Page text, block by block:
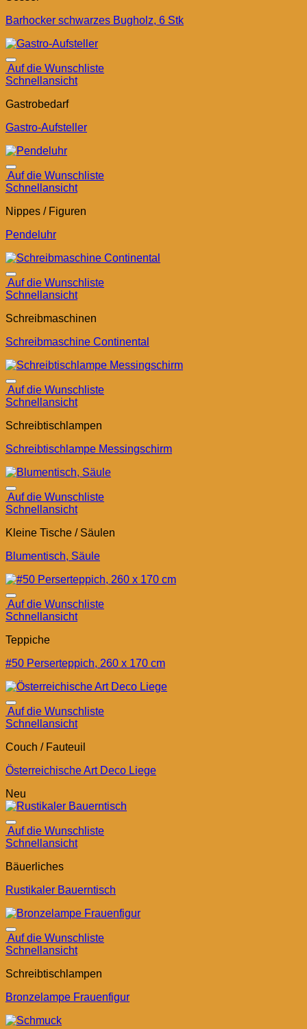
Barhocker schwarzes Bugholz, 6 Stk
Auf die Wunschliste
Schnellansicht
Gastrobedarf
Gastro-Aufsteller
Auf die Wunschliste
Schnellansicht
Nippes / Figuren
Pendeluhr
Auf die Wunschliste
Schnellansicht
Schreibmaschinen
Schreibmaschine Continental
Auf die Wunschliste
Schnellansicht
Schreibtischlampen
Schreibtischlampe Messingschirm
Auf die Wunschliste
Schnellansicht
Kleine Tische / Säulen
Blumentisch, Säule
Auf die Wunschliste
Schnellansicht
Teppiche
#50 Perserteppich, 260 x 170 cm
Auf die Wunschliste
Schnellansicht
Couch / Fauteuil
Österreichische Art Deco Liege
Neu
Auf die Wunschliste
Schnellansicht
Bäuerliches
Rustikaler Bauerntisch
Auf die Wunschliste
Schnellansicht
Schreibtischlampen
Bronzelampe Frauenfigur